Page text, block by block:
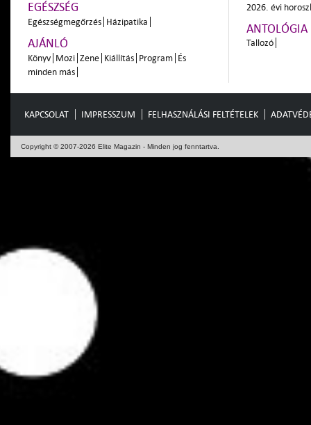
EGÉSZSÉG
Egészségmegőrzés Házipatika
AJÁNLÓ
Könyv Mozi Zene Kiállítás Program És
minden más
2026. évi
ANTOLÓGIA
Tallozó
KAPCSOLAT IMPRESSZUM FELHASZNÁLÁSI FELTÉTELEK
Copyright © 2007-2026 Elite Magazin - Minden jog fenntartva.